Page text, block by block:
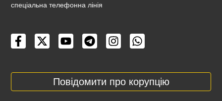
cпеціальна телефонна лінія
Повідомити про корупцію